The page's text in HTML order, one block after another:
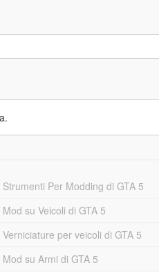
Strumenti Per Modding di GTA 5
Mod su Veicoli di GTA 5
Verniciature per veicoli di GTA 5
Mod su Armi di GTA 5